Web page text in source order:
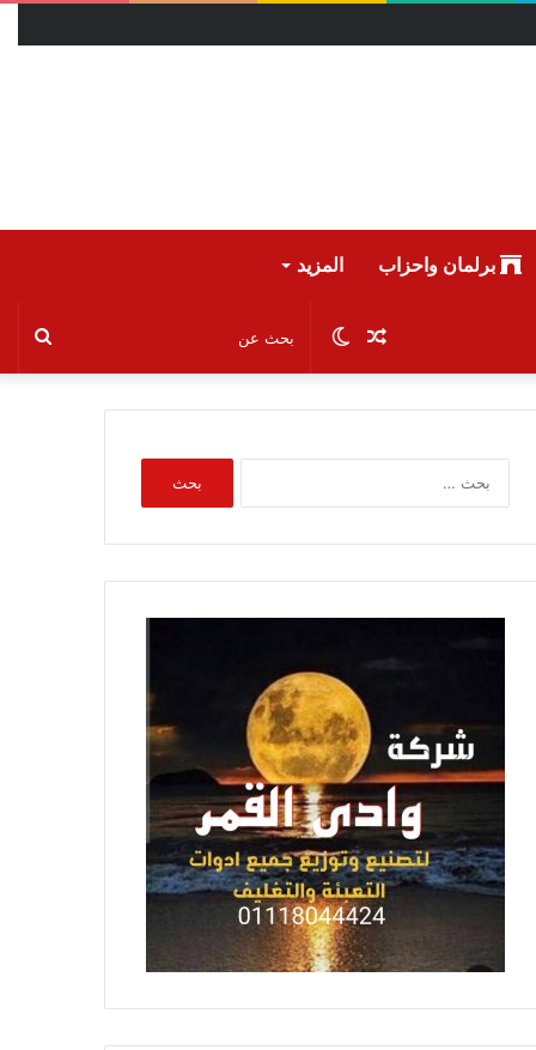
برلمان واحزاب المزيد
بحث الوضع
المظلم
مقال
عشوائي